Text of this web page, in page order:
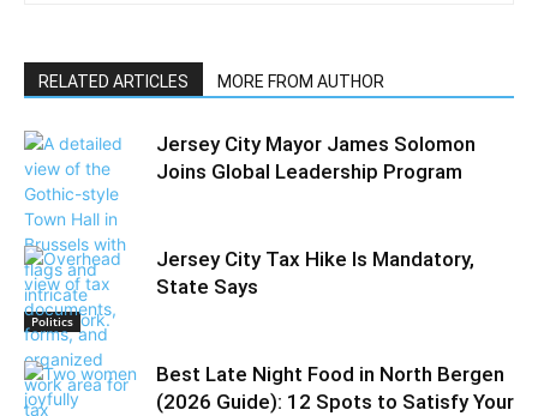
RELATED ARTICLES MORE FROM AUTHOR
Politics
Jersey City Mayor James Solomon
Joins Global Leadership Program
Jersey City Tax Hike Is Mandatory,
State Says
Best Late Night Food in North Bergen
(2026 Guide): 12 Spots to Satisfy Your